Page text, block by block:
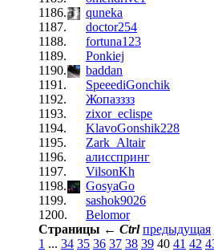
1186.
quneka
1187.
doctor254
1188.
fortuna123
1189.
Ponkiej
1190.
baddan
1191.
SpeeediGonchik
1192.
Жопазззз
1193.
zixor_eclispe
1194.
KlavoGonshik228
1195.
Zark_Altair
1196.
алисспринг
1197.
VilsonKh
1198.
GosyaGo
1199.
sashok9026
1200.
Belomor
Страницы ← Ctrl предыдущая
1 ... 34 35 36 37 38 39 40 41 42